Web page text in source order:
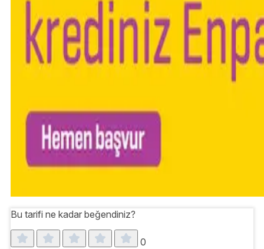
Bu tarifi ne kadar beğendiniz?
0